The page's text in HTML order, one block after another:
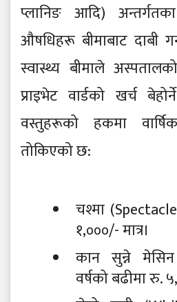
प्लानिङ आदि)
औषधिहरू बीमाबाट दाबी
स्वास्थ्य बीमाले
प्राइभेट वार्डको खर्च
वस्तुहरूको हकमा
तोकिएको छ:
चश्मा
१,०००/- मात्र।
कान सुन्ने
वर्षको बढीमा रु.